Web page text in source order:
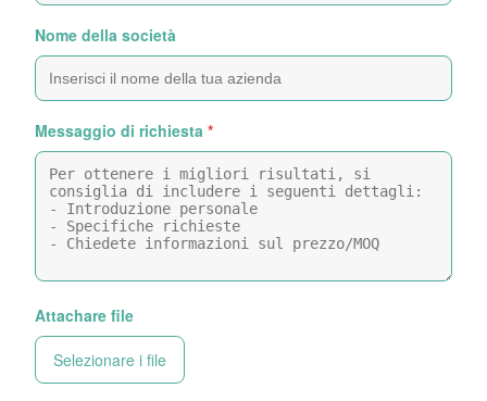
Nome della società
Messaggio di richiesta *
Attachare file
Selezionare i file